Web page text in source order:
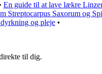
En guide til at lave lækre
Streptocarpus Saxorum og
og pleje •
til dig.